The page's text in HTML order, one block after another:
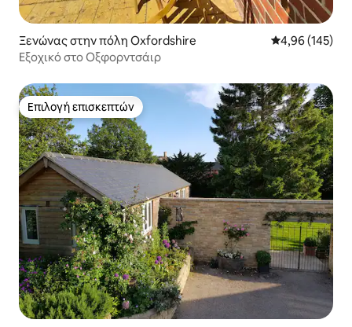
Ξενώνας στην πόλη Oxfordshire Μέση
4,96 (145)
Εξοχικό στο Οξφορντσάιρ
Επιλογή επισκεπτών
Επιλογή επισκεπτών